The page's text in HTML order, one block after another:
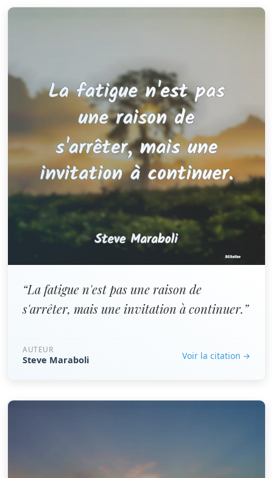
“La fatigue n'est pas une raison de
s'arrêter, mais une invitation à continuer.”
AUTEUR
Steve Maraboli Voir la citation →